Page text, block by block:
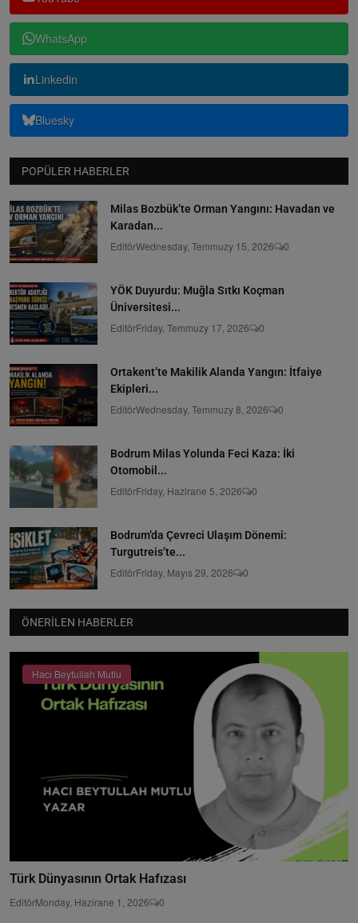
WhatsApp
Linkedin
Bluesky
POPÜLER HABERLER
Milas Bozbük’te Orman Yangını: Havadan ve
Karadan...
EditörWednesday, Temmuzy 15, 2026 0
YÖK Duyurdu: Muğla Sıtkı Koçman
Üniversitesi...
EditörFriday, Temmuzy 17, 2026 0
Ortakent’te Makilik Alanda Yangın: İtfaiye
Ekipleri...
EditörWednesday, Temmuzy 8, 2026 0
Bodrum Milas Yolunda Feci Kaza: İki
Otomobil...
EditörFriday, Hazirane 5, 2026 0
Bodrum’da Çevreci Ulaşım Dönemi:
Turgutreis’te...
EditörFriday, Mayıs 29, 2026 0
ÖNERILEN HABERLER
Hacı Beytullah Mutlu
Türk Dünyasının Ortak Hafızası
EditörMonday, Hazirane 1, 2026 0